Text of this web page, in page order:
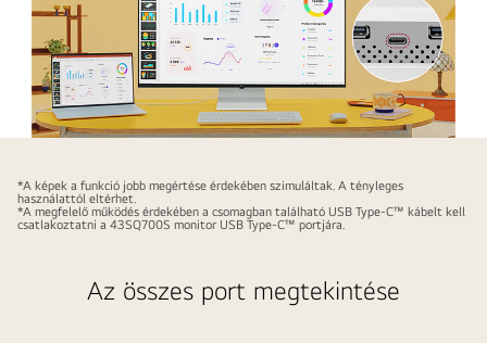
USB
Type-
C™
*A képek a funkció jobb megértése érdekében szimuláltak. A tényleges
használattól eltérhet.
*A megfelelő működés érdekében a csomagban található USB Type-C™ kábelt kell
csatlakoztatni a 43SQ700S monitor USB Type-C™ portjára.
Az összes port megtekintése